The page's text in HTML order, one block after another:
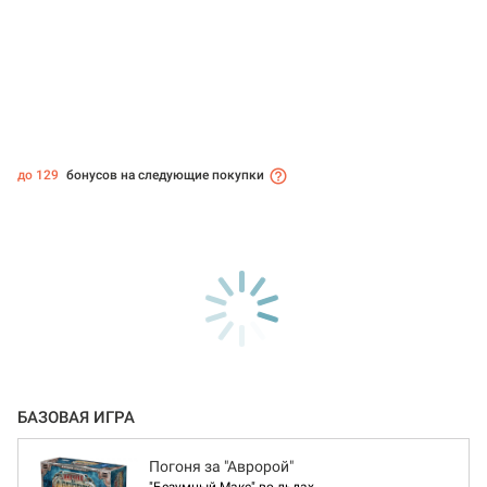
до 129 бонусов на следующие покупки
БАЗОВАЯ ИГРА
Погоня за "Авророй"